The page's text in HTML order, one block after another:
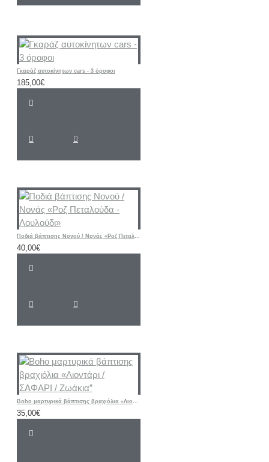
Γκαράζ αυτοκίνητων cars - 3 όροφοι
185,00€
Ποδιά βάπτισης Νονού / Νονάς «Ροζ Πεταλούδα - Λουλούδι»
40,00€
Boho μαρτυρικά βάπτισης βραχιόλια «Λιοντάρι / ΣΑΦΑΡΙ / Ζωάκια”
35,00€